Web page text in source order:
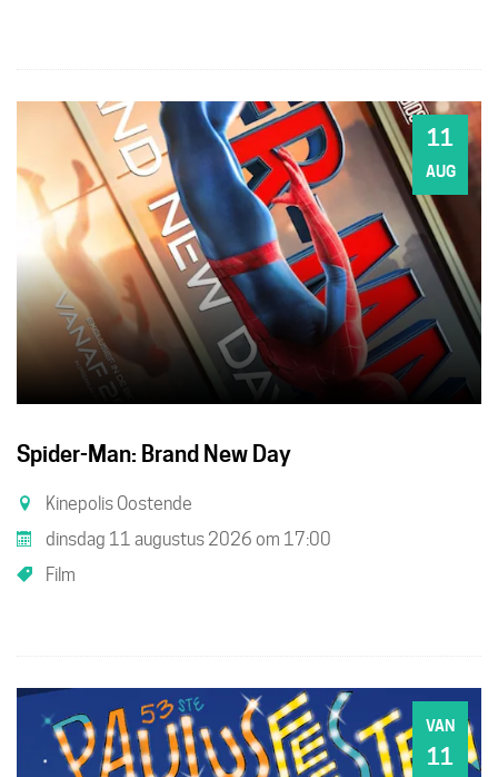
11
AUG
Spider-Man: Brand New Day
Kinepolis Oostende
dinsdag 11 augustus 2026 om 17:00
Film
VAN
11